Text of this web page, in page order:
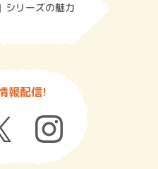
シリーズの魅力
報配信!